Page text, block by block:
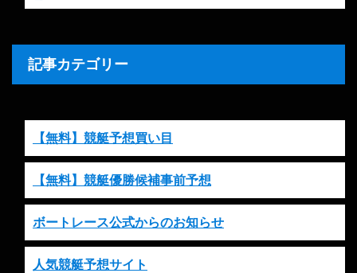
記事カテゴリー
【無料】競艇予想買い目
【無料】競艇優勝候補事前予想
ボートレース公式からのお知らせ
人気競艇予想サイト